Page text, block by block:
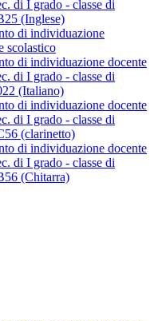
di I grado - classe di
(Inglese)
di individuazione
scolastico
di individuazione docente
di I grado - classe di
(Italiano)
di individuazione docente
di I grado - classe di
(clarinetto)
di individuazione docente
di I grado - classe di
(Chitarra)